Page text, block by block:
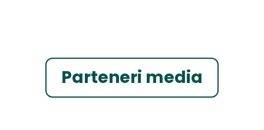
Parteneri media